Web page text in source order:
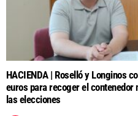
HACIENDA | Roselló y Longinos
euros para recoger el
las elecciones